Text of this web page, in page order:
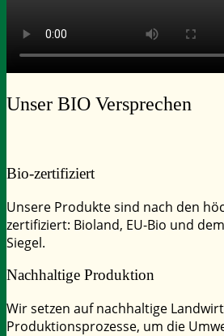
Unser BIO Versprechen
Bio-zertifiziert
Unsere Produkte sind nach den
zertifiziert: Bioland, EU-Bio und
Siegel.
Nachhaltige Produktion
Wir setzen auf nachhaltige
Produktionsprozesse, um die